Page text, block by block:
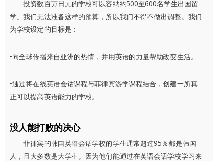
投资数百万日元的学校可以容纳约500至600名学生出国留
学。我们无法准备这样的预算，所以我们不得不做出调整。我们
为学校设定的目标是：
•向全球传播来自亚洲的热情，并用英语的力量帮助改变生活。
•通过将在线英语会话课程与菲律宾游学课程结合，创建一所真
正可以提高英语能力的学校。
没人能打败的决心
菲律宾的韩国英语会话学校的学生通常超过95％都是韩国
人，且大多数是大学生。因为他们能通过在英语会话学校学习来